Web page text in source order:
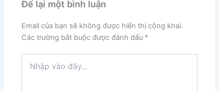
Để lại một bình luận
Email của bạn sẽ không được hiển thị công khai.
Các trường bắt buộc được đánh dấu *
vào